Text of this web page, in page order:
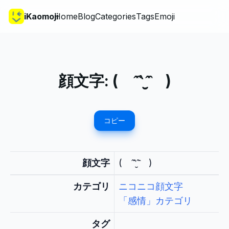
iKaomojiHomeBlogCategoriesTagsEmoji
顔文字: ( ˆ̑‵̮ˆ̑ )
コピー
顔文字 ( ˆ̑‵̮ˆ̑ )
カテゴリ
ニコニコ顔文字
「感情」カテゴリ
タグ